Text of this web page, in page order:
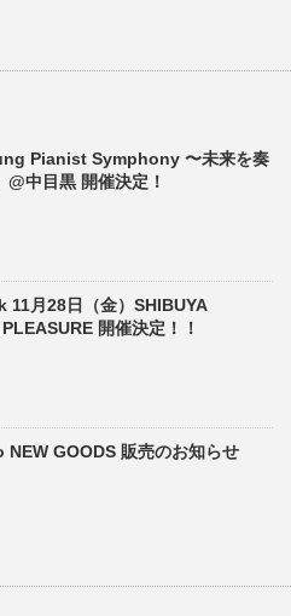
Pianist Symphony 〜未来を奏
@中目黒 開催決定！
11月28日（金）SHIBUYA
開催決定！！
NEW GOODS 販売のお知らせ